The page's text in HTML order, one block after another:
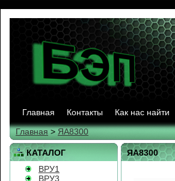
Главная Контакты Как нас найти
Главная > ЯА8300
КАТАЛОГ
ВРУ1
ВРУ3
ЯА8300